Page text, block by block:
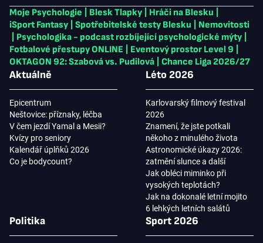
Moje Psychologie Blesk Tlapky Hráči na Blesku
iSport Fantasy
Spotřebitelské testy Blesku
Nemovitosti
Psychologika - podcast rozbíjející psychologické mýty
Fotbalové přestupy ONLINE
Eventový prostor Level 9
OKTAGON 92: Szabová vs. Pudilová
Chance Liga 2026/27
Aktuálně
Epicentrum
Neštovice: příznaky, léčba
V čem jezdí Yamal a Mesii?
Kvízy pro seniory
Kalendář úplňků 2026
Co je bodycount?
Léto 2026
Karlovarský filmový festival
2026
Znamení, že jste potkali
někoho z minulého života
Astronomické úkazy 2026:
zatmění slunce a další
Jak obléci miminko při
vysokých teplotách?
Jak na dokonalé letní mojito
6 lehkých letních salátů
Politika Sport 2026